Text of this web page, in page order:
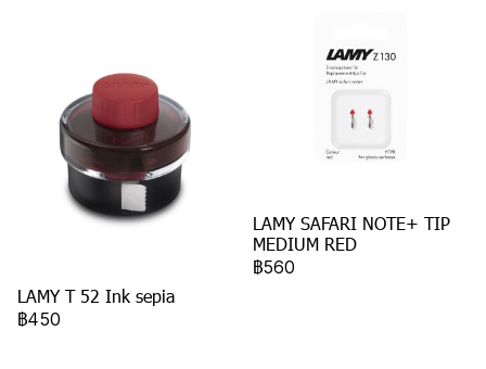
LAMY T 52 Ink sepia
฿450
LAMY SAFARI NOTE+ TIP
MEDIUM RED
฿560